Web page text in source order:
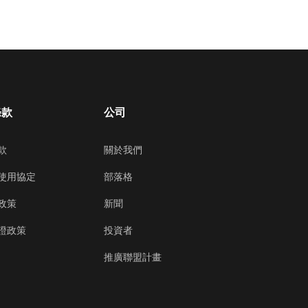
用協定
策
政策
公司
關於我們
部落格
新聞
投資者
推廣聯盟計畫